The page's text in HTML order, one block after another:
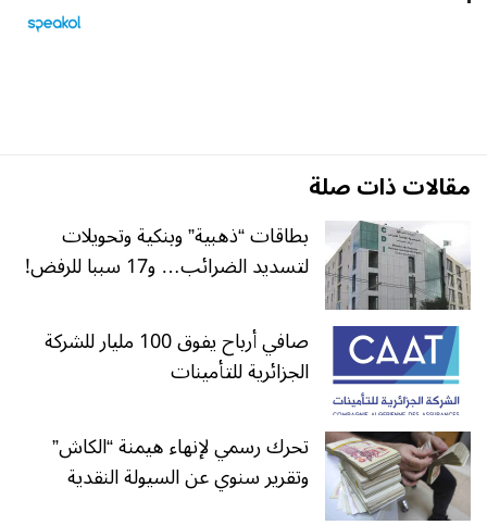
مقالات ذات صلة
بطاقات “ذهبية” وبنكية وتحويلات
لتسديد الضرائب… و17 سببا للرفض!
صافي أرباح يفوق 100 مليار للشركة
الجزائرية للتأمينات
تحرك رسمي لإنهاء هيمنة “الكاش”
وتقرير سنوي عن السيولة النقدية